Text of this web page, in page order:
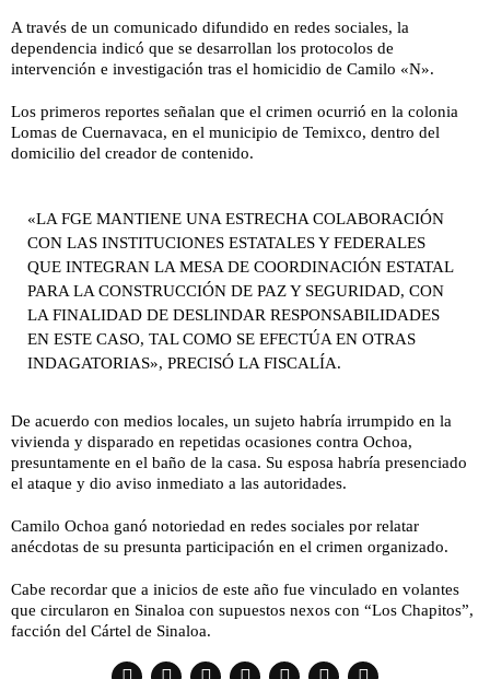
A través de un comunicado difundido en redes sociales, la
dependencia indicó que se desarrollan los protocolos de
intervención e investigación tras el homicidio de Camilo «N».
Los primeros reportes señalan que el crimen ocurrió en la colonia
Lomas de Cuernavaca, en el municipio de Temixco, dentro del
domicilio del creador de contenido.
«LA FGE MANTIENE UNA ESTRECHA COLABORACIÓN
CON LAS INSTITUCIONES ESTATALES Y FEDERALES
QUE INTEGRAN LA MESA DE COORDINACIÓN ESTATAL
PARA LA CONSTRUCCIÓN DE PAZ Y SEGURIDAD, CON
LA FINALIDAD DE DESLINDAR RESPONSABILIDADES
EN ESTE CASO, TAL COMO SE EFECTÚA EN OTRAS
INDAGATORIAS», PRECISÓ LA FISCALÍA.
De acuerdo con medios locales, un sujeto habría irrumpido en la
vivienda y disparado en repetidas ocasiones contra Ochoa,
presuntamente en el baño de la casa. Su esposa habría presenciado
el ataque y dio aviso inmediato a las autoridades.
Camilo Ochoa ganó notoriedad en redes sociales por relatar
anécdotas de su presunta participación en el crimen organizado.
Cabe recordar que a inicios de este año fue vinculado en volantes
que circularon en Sinaloa con supuestos nexos con “Los Chapitos”,
facción del Cártel de Sinaloa.